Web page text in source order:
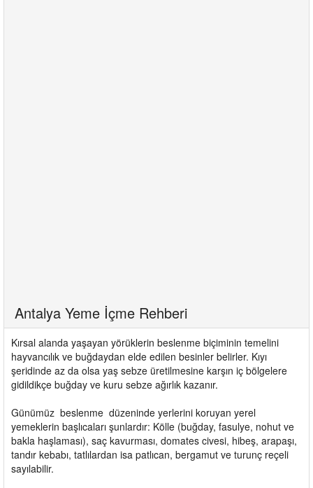
Antalya Yeme İçme Rehberi
Kırsal alanda yaşayan yörüklerin beslenme biçiminin temelini
hayvancılık ve buğdaydan elde edilen besinler belirler. Kıyı
şeridinde az da olsa yaş sebze üretilmesine karşın iç bölgelere
gidildikçe buğday ve kuru sebze ağırlık kazanır.
Günümüz beslenme düzeninde yerlerini koruyan yerel
yemeklerin başlıcaları şunlardır: Kölle (buğday, fasulye, nohut ve
bakla haşlaması), saç kavurması, domates civesi, hibeş, arapaşı,
tandır kebabı, tatlılardan isa patlıcan, bergamut ve turunç reçeli
sayılabilir.